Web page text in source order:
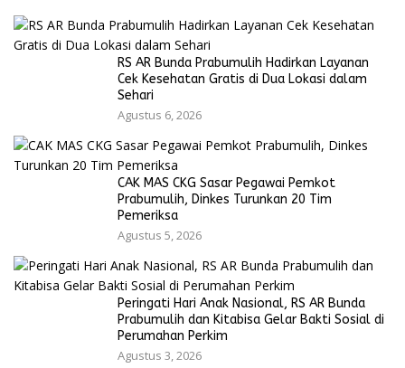
RS AR Bunda Prabumulih Hadirkan Layanan
Cek Kesehatan Gratis di Dua Lokasi dalam
Sehari
Agustus 6, 2026
CAK MAS CKG Sasar Pegawai Pemkot
Prabumulih, Dinkes Turunkan 20 Tim
Pemeriksa
Agustus 5, 2026
Peringati Hari Anak Nasional, RS AR Bunda
Prabumulih dan Kitabisa Gelar Bakti Sosial di
Perumahan Perkim
Agustus 3, 2026